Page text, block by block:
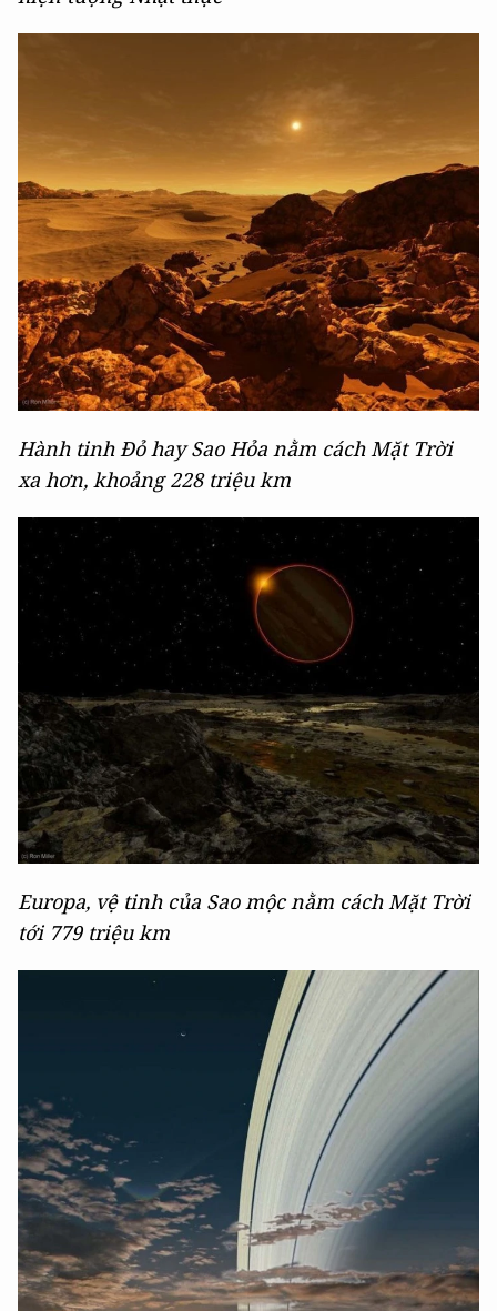
Hành tinh Đỏ hay Sao Hỏa nằm cách Mặt Trời
xa hơn, khoảng 228 triệu km
Europa, vệ tinh của Sao mộc nằm cách Mặt Trời
tới 779 triệu km